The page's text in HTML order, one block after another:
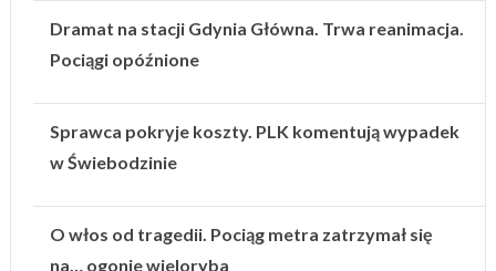
Dramat na stacji Gdynia Główna. Trwa reanimacja.
Pociągi opóźnione
Sprawca pokryje koszty. PLK komentują wypadek
w Świebodzinie
O włos od tragedii. Pociąg metra zatrzymał się
na… ogonie wieloryba